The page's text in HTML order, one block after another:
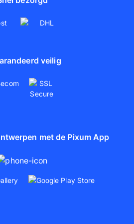
veilig
met de Pixum App